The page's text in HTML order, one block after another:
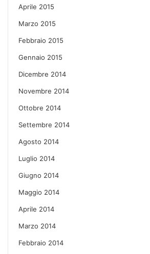
Aprile 2015
Marzo 2015
Febbraio 2015
Gennaio 2015
Dicembre 2014
Novembre 2014
Ottobre 2014
Settembre 2014
Agosto 2014
Luglio 2014
Giugno 2014
Maggio 2014
Aprile 2014
Marzo 2014
Febbraio 2014